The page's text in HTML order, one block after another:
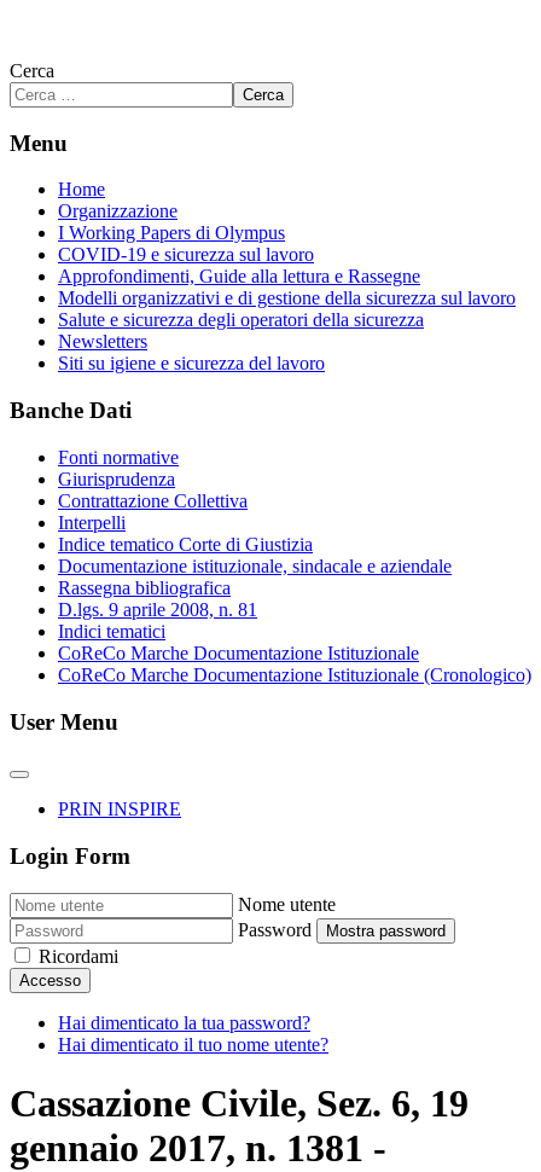
Cerca
Cerca
Menu
Home
Organizzazione
I Working Papers di Olympus
COVID-19 e sicurezza sul lavoro
Approfondimenti, Guide alla lettura e Rassegne
Modelli organizzativi e di gestione della sicurezza sul lavoro
Salute e sicurezza degli operatori della sicurezza
Newsletters
Siti su igiene e sicurezza del lavoro
Banche Dati
Fonti normative
Giurisprudenza
Contrattazione Collettiva
Interpelli
Indice tematico Corte di Giustizia
Documentazione istituzionale, sindacale e aziendale
Rassegna bibliografica
D.lgs. 9 aprile 2008, n. 81
Indici tematici
CoReCo Marche Documentazione Istituzionale
CoReCo Marche Documentazione Istituzionale (Cronologico)
User Menu
PRIN INSPIRE
Login Form
Nome utente
Password
Mostra password
Ricordami
Accesso
Hai dimenticato la tua password?
Hai dimenticato il tuo nome utente?
Cassazione Civile, Sez. 6, 19
gennaio 2017, n. 1381 -